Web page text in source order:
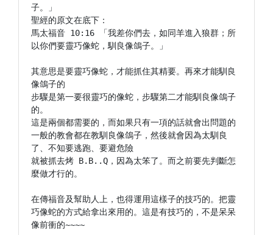
子。」
聖經的原文在底下：
馬太福音 10:16 「我差你們去，如同羊進入狼群；所
以你們要靈巧像蛇，馴良像鴿子。」
其意思是要靈巧像蛇，才能抓住其精要。再來才能馴良
像鴿子的
步驟是第一要很靈巧的像蛇，步驟第二才能馴良像鴿子
的。
這是兩個都需要的，而如果只有一項的話就會出問題的
一般的教會都在教馴良像鴿子，然後就會因為太馴良
了、不知要逃跑、要避危險
就被抓去烤 B.B..Q，因為太笨了。而之前要先判斷怎
麼做才行的。
在傳福音及幫助人上，也得運用這樣子的技巧的。把靈
巧像蛇的方式給拿出來用的。這是有技巧的，不是呆呆
像前衝的~~~~